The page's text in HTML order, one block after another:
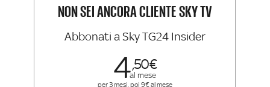
NON SEI ANCORA CLIENTE SKY TV
Abbonati a Sky TG24 Insider
450
al mese
per 3 mesi, poi 9€ al mese